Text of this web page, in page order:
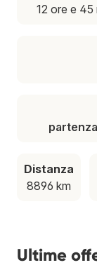
12 ore e 45
partenza
Distanza
8896 km
Ultime